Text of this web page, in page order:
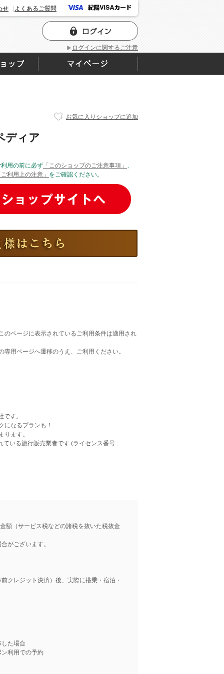
ログインに関するご注意
せ よくあるご質問
お気に入りショップに追加
ディア
利用の前に必ず 「このショップのご注意事項」 、
ご利用上の注意」 をご確認ください。
のページに表示されているご利用条件は適用され
用ページへ遷移のうえ、ご利用ください。
す。
になるプランも！
ます。
いる旅行販売業者です (ライセンス番号 :
額（サービス税などの諸税を抜いた税抜金
がございます。
クレジット決済）後、実際に搭乗・宿泊・
た場合
利用での予約